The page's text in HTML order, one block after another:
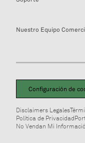
Nuestro Equipo
Configuración de
Disclaimers Legales
Política de Privacidad
No Vendan Mi